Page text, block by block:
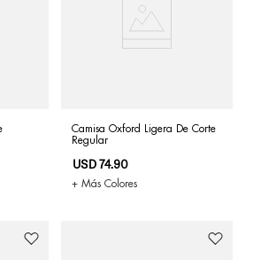
Camisa Oxford Ligera De Corte
Regular
USD 74.90
+ Más Colores